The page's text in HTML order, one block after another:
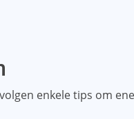
enkele tips om